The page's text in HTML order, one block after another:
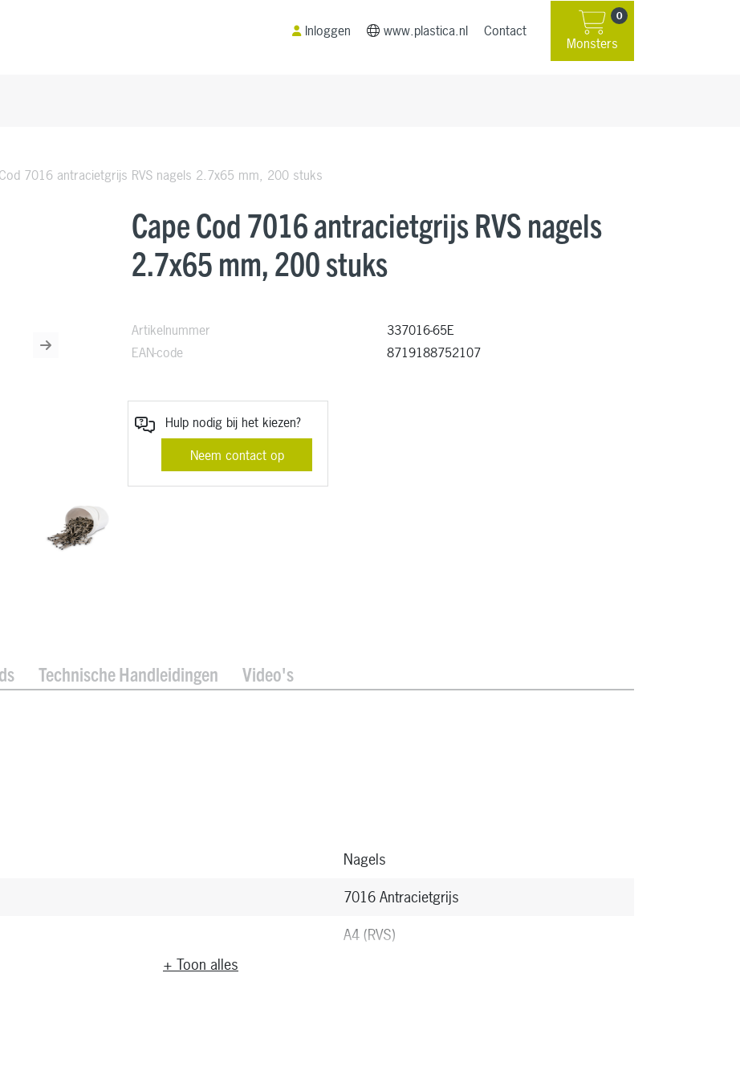
Inloggen www.plastica.nl Contact
0
Monsters
7016 antracietgrijs RVS nagels 2.7x65 mm, 200 stuks
Next
Cape Cod 7016 antracietgrijs RVS nagels
2.7x65 mm, 200 stuks
Artikelnummer
337016-65E
EAN-code
8719188752107
Hulp nodig bij het kiezen?
Neem contact op
Technische Handleidingen Video's
Nagels
7016 Antracietgrijs
A4 (RVS)
+ Toon alles